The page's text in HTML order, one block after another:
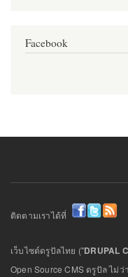
Facebook
ติดตามเราได้ที่
เว็บไซต์ดรูปัลไทย ("DRUPAL
Open Source CMS ดรูปัล ไม่